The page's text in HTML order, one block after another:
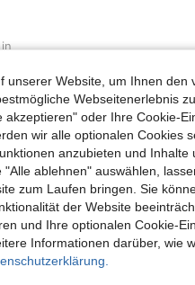
Taille: 76 cm / 30 in, Brust: 97
Hilfreich (0)
unserer Website, um Ihnen den
Webseitenerlebnis
oder Ihre Cookie-
wir alle optionalen Cookies
anzubieten und Inhalte
ablehnen" auswählen,
zum Laufen bringen. Sie
der Website
und Ihre optionalen Cookie-
Informationen darüber, wie